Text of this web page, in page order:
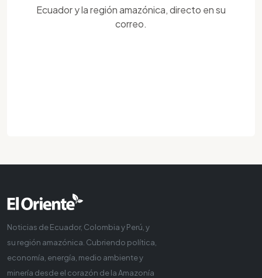
Ecuador y la región amazónica, directo en su
correo.
Noticias de Ecuador, Colombia y Perú, y
su región amazónica. Cubriendo política,
economía, energía, medio ambiente y
minería desde el corazón de la Amazonía